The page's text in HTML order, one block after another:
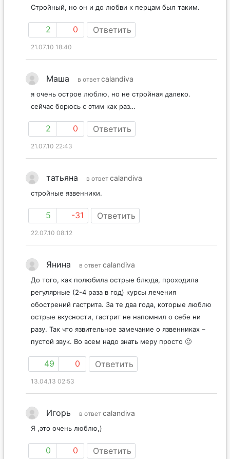
Стройный, но он и до любви к перцам был таким.
2 0 Ответить
21.07.10 18:40
Маша в ответ calandiva
я очень острое люблю, но не стройная далеко.
сейчас борюсь с этим как раз…
2 0 Ответить
21.07.10 22:43
татьяна в ответ calandiva
стройные язвенники.
5 -31 Ответить
22.07.10 08:12
Янина в ответ calandiva
До того, как полюбила острые блюда, проходила
регулярные (2-4 раза в год) курсы лечения
обострений гастрита. За те два года, которые люблю
острые вкусности, гастрит не напомнил о себе ни
разу. Так что язвительное замечание о язвенниках –
пустой звук. Во всем надо знать меру просто 🙂
49 0 Ответить
13.04.13 02:53
Игорь в ответ calandiva
Я ,это очень люблю,)
0 0 Ответить